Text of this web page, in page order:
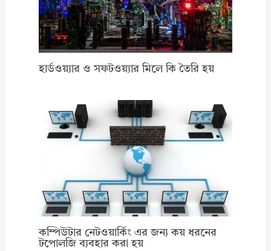
হার্ডওয়্যার ও সফটওয়্যার মিলে কি তৈরি হয়
কম্পিউটার নেটওয়ার্কিং এর জন্য কয় ধরনের
টপোলজি ব্যবহার করা হয়